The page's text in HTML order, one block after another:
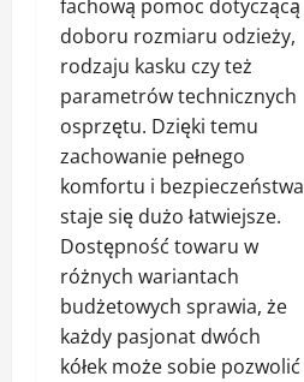
fachową pomoc dotyczącą
doboru rozmiaru odzieży,
rodzaju kasku czy też
parametrów technicznych
osprzętu. Dzięki temu
zachowanie pełnego
komfortu i bezpieczeństwa
staje się dużo łatwiejsze.
Dostępność towaru w
różnych wariantach
budżetowych sprawia, że
każdy pasjonat dwóch
kółek może sobie pozwolić